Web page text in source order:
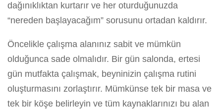
dağınıklıktan kurtarır ve her oturduğunuzda
“nereden başlayacağım” sorusunu ortadan kaldırır.
Öncelikle çalışma alanınız sabit ve mümkün
olduğunca sade olmalıdır. Bir gün salonda, ertesi
gün mutfakta çalışmak, beyninizin çalışma rutini
oluşturmasını zorlaştırır. Mümkünse tek bir masa ve
tek bir köşe belirleyin ve tüm kaynaklarınızı bu alan